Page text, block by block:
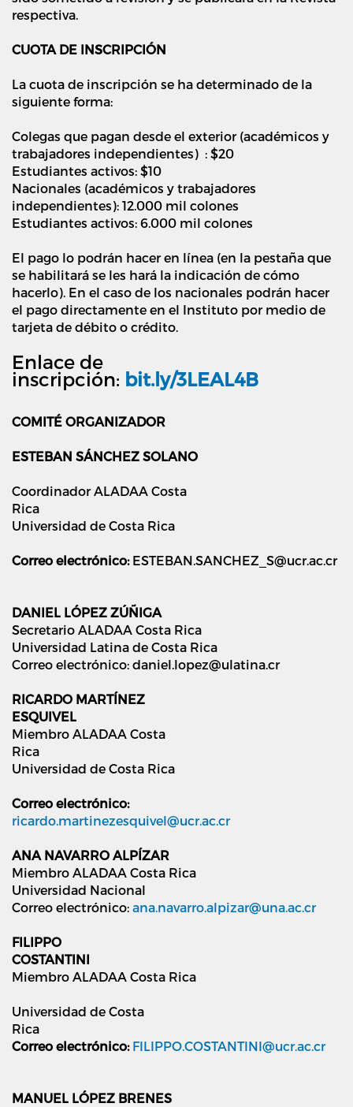
respectiva.
CUOTA DE INSCRIPCIÓN
La cuota de inscripción se ha determinado de la
siguiente forma:
Colegas que pagan desde el exterior (académicos y
trabajadores independientes) : $20
Estudiantes activos: $10
Nacionales (académicos y trabajadores
independientes): 12.000 mil colones
Estudiantes activos: 6.000 mil colones
El pago lo podrán hacer en línea (en la pestaña que
se habilitará se les hará la indicación de cómo
hacerlo). En el caso de los nacionales podrán hacer
el pago directamente en el Instituto por medio de
tarjeta de débito o crédito.
Enlace de
inscripción: bit.ly/3LEAL4B
COMITÉ ORGANIZADOR
ESTEBAN SÁNCHEZ SOLANO
Coordinador ALADAA Costa
Rica
Universidad de Costa Rica
Correo electrónico: ESTEBAN.SANCHEZ_S@ucr.ac.cr
DANIEL LÓPEZ ZÚÑIGA
Secretario ALADAA Costa Rica
Universidad Latina de Costa Rica
Correo electrónico: daniel.lopez@ulatina.cr
RICARDO MARTÍNEZ
ESQUIVEL
Miembro ALADAA Costa
Rica
Universidad de Costa Rica
Correo electrónico:
ricardo.martinezesquivel@ucr.ac.cr
ANA NAVARRO ALPÍZAR
Miembro ALADAA Costa Rica
Universidad Nacional
Correo electrónico: ana.navarro.alpizar@una.ac.cr
FILIPPO
COSTANTINI
Miembro ALADAA Costa Rica
Universidad de Costa
Rica
Correo electrónico: FILIPPO.COSTANTINI@ucr.ac.cr
MANUEL LÓPEZ BRENES